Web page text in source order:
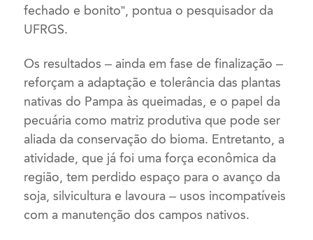
fechado e bonito”, pontua o pesquisador da
UFRGS.
Os resultados – ainda em fase de finalização –
reforçam a adaptação e tolerância das plantas
nativas do Pampa às queimadas, e o papel da
pecuária como matriz produtiva que pode ser
aliada da conservação do bioma. Entretanto, a
atividade, que já foi uma força econômica da
região, tem perdido espaço para o avanço da
soja, silvicultura e lavoura – usos incompatíveis
com a manutenção dos campos nativos.